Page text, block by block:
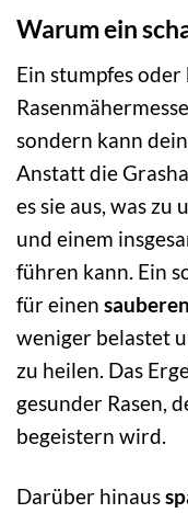
Warum ein
Ein stumpfes oder
sondern kann
Anstatt die
es sie aus, was zu
und einem
führen kann. Ein
für einen
weniger belastet
zu heilen. Das
gesunder Rasen,
begeistern wird.
Darüber hinaus